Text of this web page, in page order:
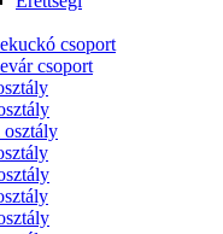
csoport
csoport
osztály